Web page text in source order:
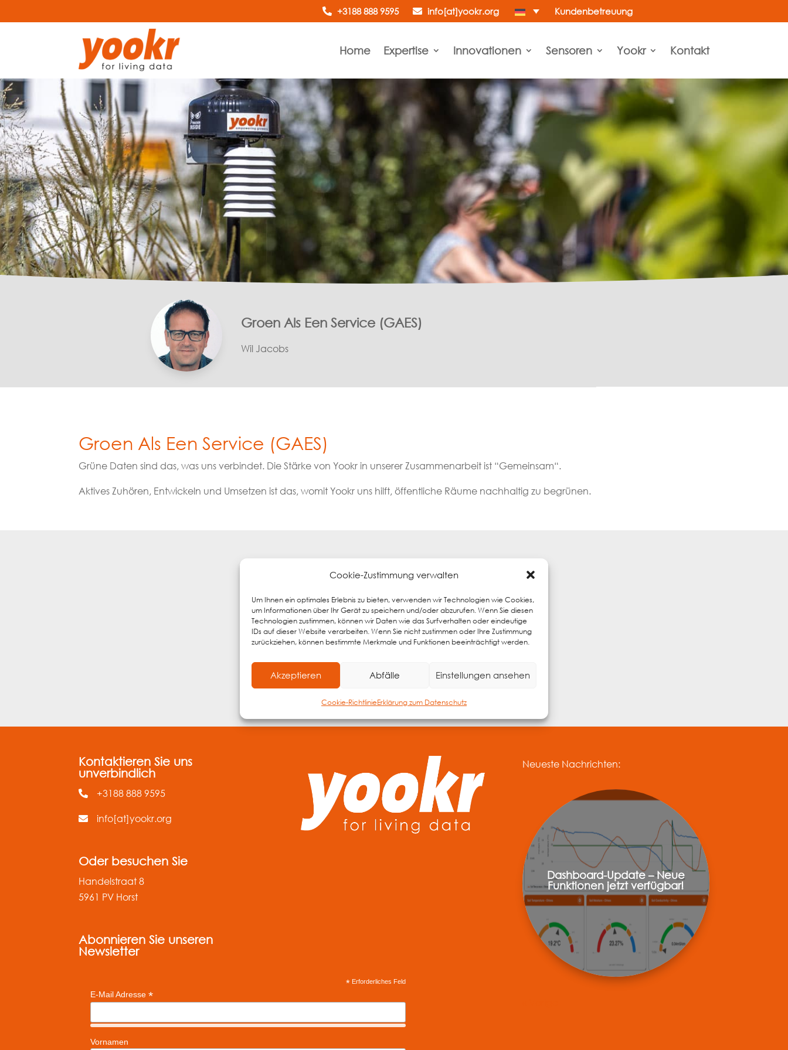
Cookie-Zustimmung verwalten
Um Ihnen ein optimales Erlebnis zu bieten, verwenden wir Technologien wie Cookies,
um Informationen über Ihr Gerät zu speichern und/oder abzurufen. Wenn Sie diesen
Technologien zustimmen, können wir Daten wie das Surfverhalten oder eindeutige
IDs auf dieser Website verarbeiten. Wenn Sie nicht zustimmen oder Ihre Zustimmung
zurückziehen, können bestimmte Merkmale und Funktionen beeinträchtigt werden.
Akzeptieren Abfälle Einstellungen ansehen
Cookie-RichtlinieErklärung zum Datenschutz
+3188 888 9595 info[at]yookr.org Kundenbetreuung
Home Expertise Innovationen Sensoren Yookr Kontakt
Groen Als Een Service (GAES)
Wil Jacobs
Groen Als Een Service (GAES)
Grüne Daten sind das, was uns verbindet. Die Stärke von Yookr in unserer Zusammenarbeit ist “Gemeinsam“.
Aktives Zuhören, Entwickeln und Umsetzen ist das, womit Yookr uns hilft, öffentliche Räume nachhaltig zu begrünen.
Weitere Erfolgsgeschichten
Unsere Kunden haben das Sagen.
Alle Erfahrungsberichte anzeigen
Kontaktieren Sie uns
unverbindlich
+3188 888 9595
info[at]yookr.org
Oder besuchen Sie
Handelstraat 8
5961 PV Horst
Abonnieren Sie unseren
Newsletter
* Erforderliches Feld
E-Mail Adresse*
Vornamen
Neueste Nachrichten:
Dashboard-Update – Neue
Funktionen jetzt verfügbar!